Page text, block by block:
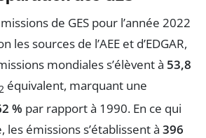
de GES pour l’année 2022
les sources de l’AEE et d’EDGAR,
mondiales s’élèvent à 53,8
équivalent, marquant une
% par rapport à 1990. En ce qui
les émissions s’établissent à 396